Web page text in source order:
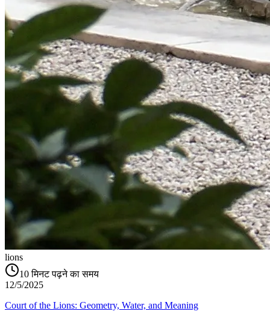
lions
10 मिनट पढ़ने का समय
12/5/2025
Court of the Lions: Geometry, Water, and Meaning